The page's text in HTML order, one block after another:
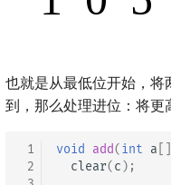
也就是从最低位开始，将
到，那么处理进位：将更
1
2
void add(int a
clear(c);